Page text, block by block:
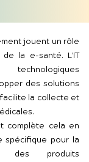
jouent un rôle
la e-santé. L'IT
des solutions
la collecte et
complète cela en
spécifique pour la
des produits